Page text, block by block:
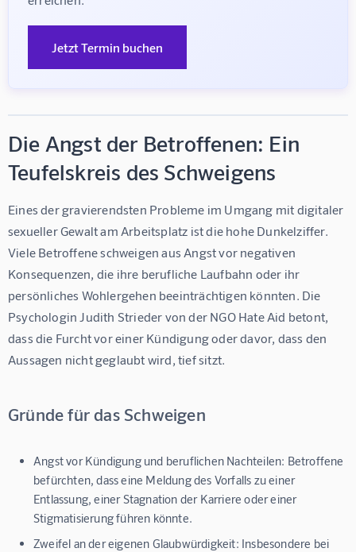
Jetzt Termin buchen
Die Angst der Betroffenen: Ein
Teufelskreis des Schweigens
Eines der gravierendsten Probleme im Umgang mit digitaler
sexueller Gewalt am Arbeitsplatz ist die hohe Dunkelziffer.
Viele Betroffene schweigen aus Angst vor negativen
Konsequenzen, die ihre berufliche Laufbahn oder ihr
persönliches Wohlergehen beeinträchtigen könnten. Die
Psychologin Judith Strieder von der NGO Hate Aid betont,
dass die Furcht vor einer Kündigung oder davor, dass den
Aussagen nicht geglaubt wird, tief sitzt.
Gründe für das Schweigen
Angst vor Kündigung und beruflichen Nachteilen: Betroffene
befürchten, dass eine Meldung des Vorfalls zu einer
Entlassung, einer Stagnation der Karriere oder einer
Stigmatisierung führen könnte.
Zweifel an der eigenen Glaubwürdigkeit: Insbesondere bei